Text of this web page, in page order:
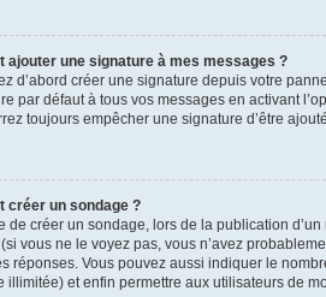
ajouter une signature à mes messages ?
d’abord créer une signature depuis votre
par défaut à tous vos messages en activant
toujours empêcher une signature d’être
créer un sondage ?
de créer un sondage, lors de la publication
vous ne le voyez pas, vous n’avez
réponses. Vous pouvez aussi indiquer le
illimitée) et enfin permettre aux utilisateurs de